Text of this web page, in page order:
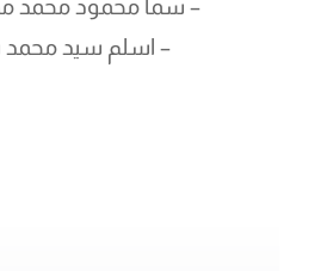
– سما محمود محمد
– اسلم سيد